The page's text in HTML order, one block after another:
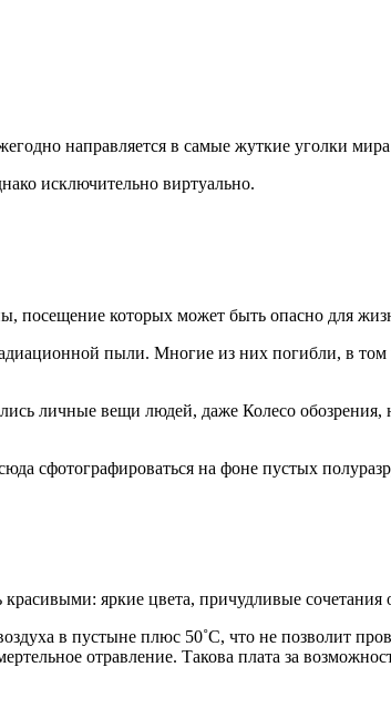
направляется в самые жуткие уголки
исключительно виртуально.
посещение которых может быть опасно для
пыли. Многие из них погибли, в том
личные вещи людей, даже Колесо
сфотографироваться на фоне пустых
яркие цвета, причудливые сочетания
в пустыне плюс 50˚С, что не позволит
отравление. Такова плата за